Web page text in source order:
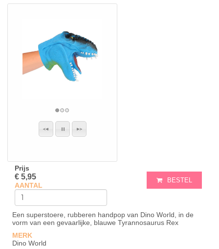
Prijs
€ 5,95
AANTAL
BESTEL
Een superstoere, rubberen handpop van Dino World, in de
vorm van een gevaarlijke, blauwe Tyrannosaurus Rex
MERK
Dino World